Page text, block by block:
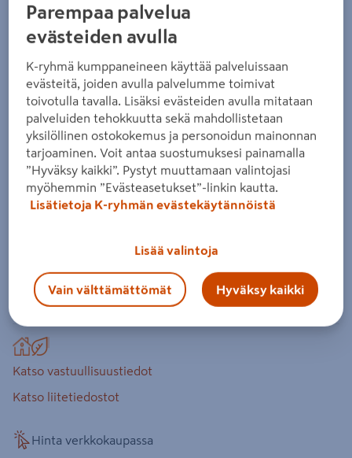
Sisustuspaneeli Cello 15x90x2370
Vilja päätypontattu mänty
Tuotenumero :502380567 EAN-koodi 6438313670414
Viljapaneelin mielenkiintoinen struktuuri taittaa upeasti
valoa ja varjoja. Viljapaneelilla saat kaunista pintaa ja
muotoa niin seinään kuin kattoonkin. Paneeli on
valmistettu sormijatketusta männystä.
päätypontattu
Lue koko tuotekuvaus
Katso vastuullisuustiedot
Katso liitetiedostot
Hinta verkkokaupassa
Parempaa palvelua
evästeiden avulla
K-ryhmä kumppaneineen käyttää palveluissaan
evästeitä, joiden avulla palvelumme toimivat
toivotulla tavalla. Lisäksi evästeiden avulla mitataan
palveluiden tehokkuutta sekä mahdollistetaan
yksilöllinen ostokokemus ja personoidun mainonnan
tarjoaminen. Voit antaa suostumuksesi painamalla
”Hyväksy kaikki”. Pystyt muuttamaan valintojasi
myöhemmin ”Evästeasetukset”-linkin kautta.
Lisätietoja K-ryhmän evästekäytännöistä
Lisää valintoja
Vain välttämättömät Hyväksy kaikki